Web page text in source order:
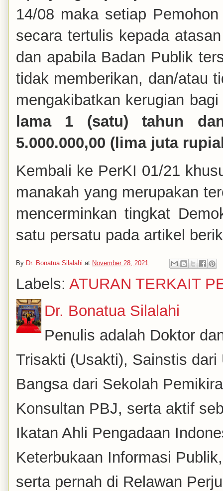
14/08 maka setiap
secara tertulis kepada
dan apabila Badan Publik
tidak memberikan, dan/atau
mengakibatkan kerugian
lama 1 (satu) tahun
5.000.000,00 (lima juta
Kembali ke PerKI 01/21
manakah yang merupakan
mencerminkan tingkat
satu persatu pada artikel
By Dr. Bonatua Silalahi at November 28, 2021
Labels: ATURAN TERKAIT
Dr. Bonatua Silalahi
Penulis adalah Doktor
Trisakti (Usakti), Sainstis
Bangsa dari Sekolah
Konsultan PBJ, serta aktif
Ikatan Ahli Pengadaan
Keterbukaan Informasi
serta pernah di Relawan